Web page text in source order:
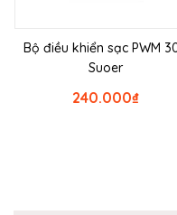
Bộ điều khiển sạc PWM
Suoer
₫
240.000